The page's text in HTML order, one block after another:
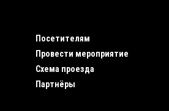
Посетителям
Провести мероприятие
Схема проезда
Партнёры